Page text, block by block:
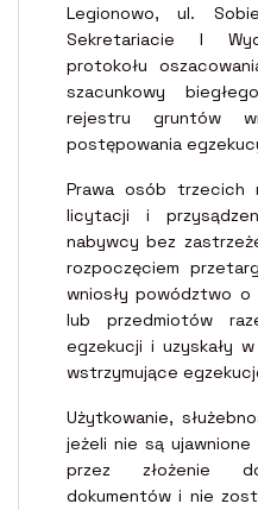
Legionowo, ul.
Sekretariacie I
protokołu
szacunkowy
rejestru gruntów
postępowania
Prawa osób trzecich
licytacji i
nabywcy bez
rozpoczęciem
wniosły powództwo o
lub przedmiotów
egzekucji i uzyskały
wstrzymujące
Użytkowanie,
jeżeli nie są
przez złożenie
dokumentów i nie